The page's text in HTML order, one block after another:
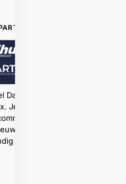
Je koopt
advies.